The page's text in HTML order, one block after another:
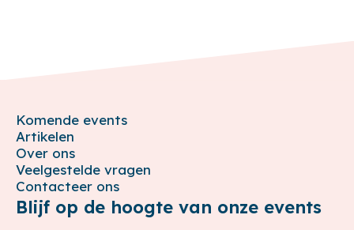
Komende events
Artikelen
Over ons
Veelgestelde vragen
Contacteer ons
Blijf op de hoogte van onze events